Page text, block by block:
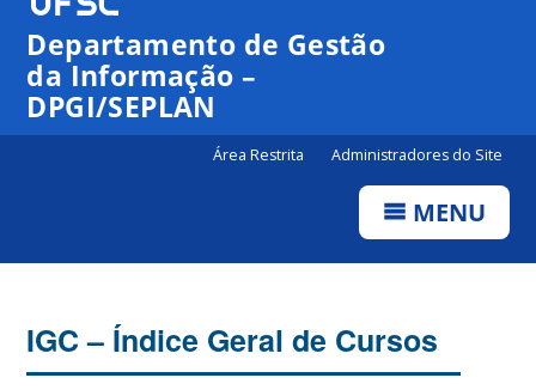
Canais
Departamento de Gestão
da Informação –
DPGI/SEPLAN
Área Restrita Administradores do Site
MENU
IGC – Índice Geral de Cursos